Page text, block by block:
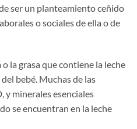
ser un planteamiento ceñido
o sociales de ella o de
o la grasa que contiene la leche
bebé. Muchas de las
y minerales esenciales
se encuentran en la leche